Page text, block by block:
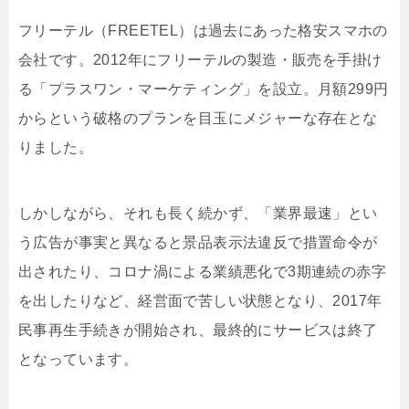
フリーテル（FREETEL）は過去にあった格安スマホの
会社です。2012年にフリーテルの製造・販売を手掛け
る「プラスワン・マーケティング」を設立。月額299円
からという破格のプランを目玉にメジャーな存在とな
りました。
しかしながら、それも長く続かず、「業界最速」とい
う広告が事実と異なると景品表示法違反で措置命令が
出されたり、コロナ渦による業績悪化で3期連続の赤字
を出したりなど、経営面で苦しい状態となり、2017年
民事再生手続きが開始され、最終的にサービスは終了
となっています。